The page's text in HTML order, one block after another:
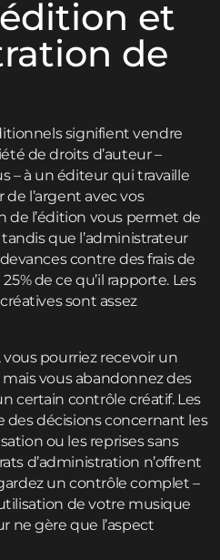
et
de
signifient vendre
de droits d’auteur –
– à un éditeur qui travaille
l’argent avec vos
de l’édition vous permet de
que l’administrateur
contre des frais de
de ce qu’il rapporte. Les
sont assez
pourriez recevoir un
vous abandonnez des
certain contrôle créatif. Les
décisions concernant les
ou les reprises sans
d’administration n’offrent
un contrôle complet –
de votre musique
ne gère que l’aspect